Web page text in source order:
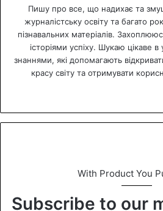
Пишу про все, що надихає та
журналістську освіту та багато
пізнавальних матеріалів.
історіями успіху. Шукаю цікаве
знаннями, які допомагають
красу світу та отримувати
te
With Product You
Subscribe to our